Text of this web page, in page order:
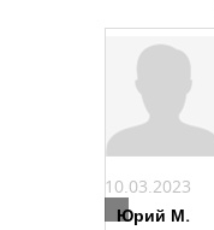
10.03.2023
Юрий М.